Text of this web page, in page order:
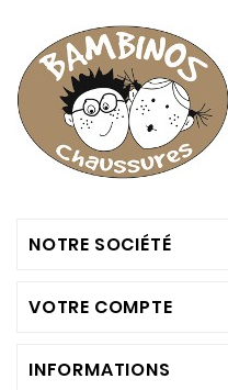
NOTRE SOCIÉTÉ
VOTRE COMPTE
INFORMATIONS